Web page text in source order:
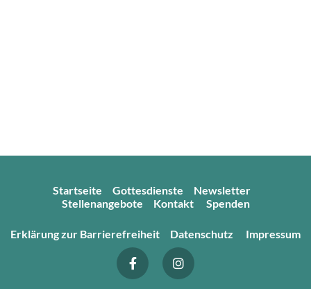
Startseite Gottesdienste
Newsletter
Stellenangebote
Kontakt Spenden
Erklärung zur Barrierefreiheit Datenschutz Impressum